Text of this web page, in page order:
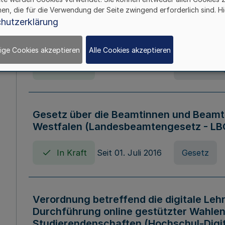
Verordnung über die
Nordrhein-Westfalen
Gesetz über die Beamtinnen und
Westfalen (Landesbeamtengesetz -
In Kraft Seit 01. Juli 2016 Gesetz
Verordnung betreffend die digitale
Durchführung online gestützter
die für die Verwendung der Seite zwingend erforderlich sind.
Cookies akzeptieren Alle Cookies akzeptieren